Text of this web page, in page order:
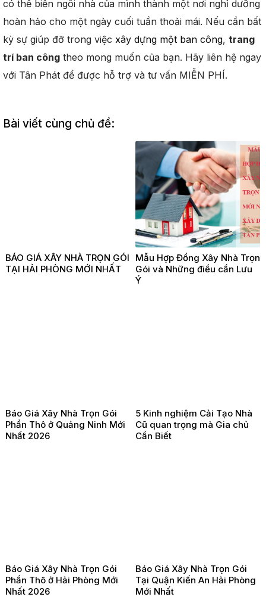
có thể biến ngôi nhà của mình thành một nơi nghỉ dưỡng
hoàn hảo cho một ngày cuối tuần thoải mái. Nếu cần bất
kỳ sự giúp đỡ trong việc xây dựng một ban công, trang
trí ban công theo mong muốn của bạn. Hãy liên hệ ngay
với Tân Phát để được hỗ trợ và tư vấn MIỄN PHÍ.
Bài viết cùng chủ đề:
BÁO GIÁ XÂY NHÀ TRỌN GÓI
TẠI HẢI PHÒNG MỚI NHẤT
Mẫu Hợp Đồng Xây Nhà Trọn
Gói và Những điều cần Lưu
Ý
Báo Giá Xây Nhà Trọn Gói
Phần Thô ở Quảng Ninh Mới
Nhất 2026
5 Kinh nghiệm Cải Tạo Nhà
Cũ quan trọng mà Gia chủ
Cần Biết
Báo Giá Xây Nhà Trọn Gói
Phần Thô ở Hải Phòng Mới
Nhất 2026
Báo Giá Xây Nhà Trọn Gói
Tại Quận Kiến An Hải Phòng
Mới Nhất